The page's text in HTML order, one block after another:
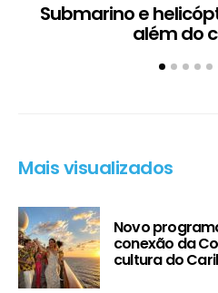
Submarino e
além do
Mais visualizados
Novo
conexão da
cultura do